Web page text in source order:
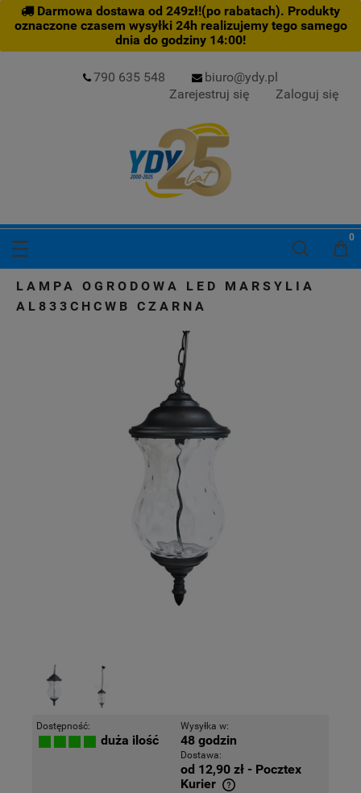
Darmowa dostawa od 249zł!(po rabatach). Produkty
oznaczone czasem wysyłki 24h realizujemy tego samego
dnia do godziny 14:00!
790 635 548
biuro@ydy.pl
Zarejestruj się
Zaloguj się
LAMPA OGRODOWA LED MARSYLIA
AL833CHCWB CZARNA
Dostępność:
duża ilość
Wysyłka w:
48 godzin
Dostawa:
od 12,90 zł - Pocztex
Kurier